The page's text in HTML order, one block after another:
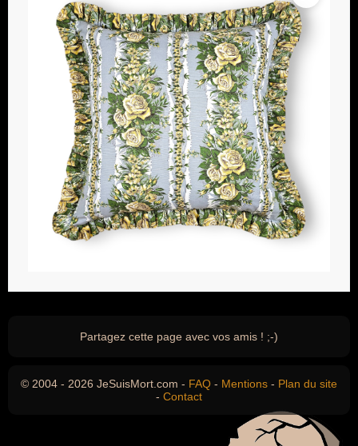
Partagez cette page avec vos amis ! ;-)
© 2004 - 2026 JeSuisMort.com - FAQ - Mentions - Plan du site
- Contact